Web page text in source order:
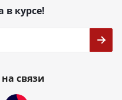
в курсе!
связи